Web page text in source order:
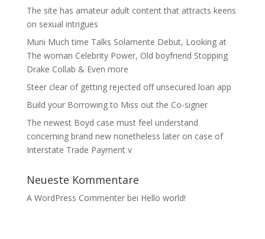
The site has amateur adult content that attracts keens
on sexual intrigues
Muni Much time Talks Solamente Debut, Looking at
The woman Celebrity Power, Old boyfriend Stopping
Drake Collab & Even more
Steer clear of getting rejected off unsecured loan app
Build your Borrowing to Miss out the Co-signer
The newest Boyd case must feel understand
concerning brand new nonetheless later on case of
Interstate Trade Payment v
Neueste Kommentare
A WordPress Commenterbei Hello world!